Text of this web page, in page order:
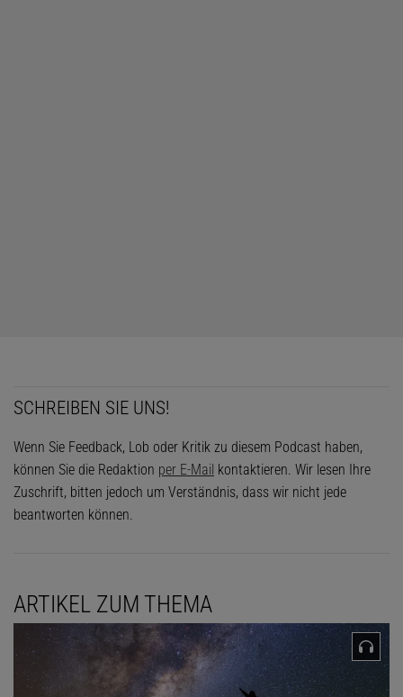
SCHREIBEN SIE UNS!
Wenn Sie Feedback, Lob oder Kritik zu diesem Podcast haben,
können Sie die Redaktion per E-Mail kontaktieren. Wir lesen Ihre
Zuschrift, bitten jedoch um Verständnis, dass wir nicht jede
beantworten können.
ARTIKEL ZUM THEMA